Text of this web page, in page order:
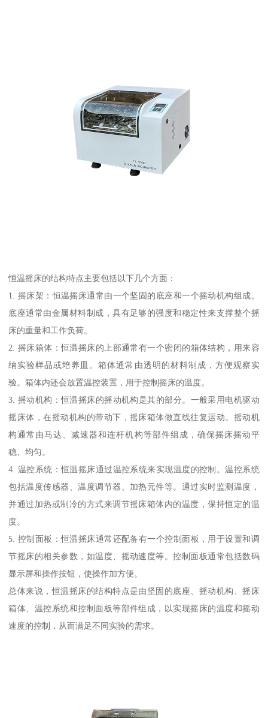
恒温摇床的结构特点主要包括以下几个方面：
1. 摇床架：恒温摇床通常由一个坚固的底座和一个摇动机构组成。
底座通常由金属材料制成，具有足够的强度和稳定性来支撑整个摇
床的重量和工作负荷。
2. 摇床箱体：恒温摇床的上部通常有一个密闭的箱体结构，用来容
纳实验样品或培养皿。箱体通常由透明的材料制成，方便观察实
验。箱体内还会放置温控装置，用于控制摇床的温度。
3. 摇动机构：恒温摇床的摇动机构是其的部分。一般采用电机驱动
摇床体，在摇动机构的带动下，摇床箱体做直线往复运动。摇动机
构通常由马达、减速器和连杆机构等部件组成，确保摇床摇动平
稳、均匀。
4. 温控系统：恒温摇床通过温控系统来实现温度的控制。温控系统
包括温度传感器、温度调节器、加热元件等。通过实时监测温度，
并通过加热或制冷的方式来调节摇床箱体内的温度，保持恒定的温
度。
5. 控制面板：恒温摇床通常还配备有一个控制面板，用于设置和调
节摇床的相关参数，如温度、摇动速度等。控制面板通常包括数码
显示屏和操作按钮，使操作加方便。
总体来说，恒温摇床的结构特点是由坚固的底座、摇动机构、摇床
箱体、温控系统和控制面板等部件组成，以实现摇床的温度和摇动
速度的控制，从而满足不同实验的需求。